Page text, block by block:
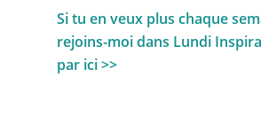
Si tu en veux plus chaque
rejoins-moi dans Lundi
par ici >>